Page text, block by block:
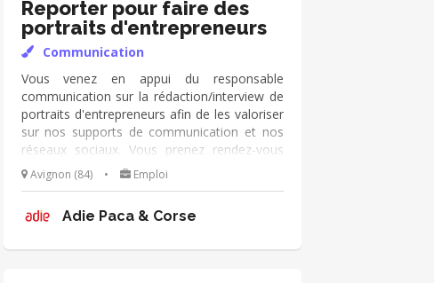
Reporter pour faire des
portraits d'entrepreneurs
Communication
Vous venez en appui du responsable
communication sur la rédaction/interview de
portraits d'entrepreneurs afin de les valoriser
sur nos supports de communication et nos
réseaux sociaux. Vous prenez rendez-vous
avec des clients, les interviewez, prenez des
photos, rédigez des portraits. Mission qui
quelques heures par mois)
Avignon (84) • Emploi
Adie Paca & Corse